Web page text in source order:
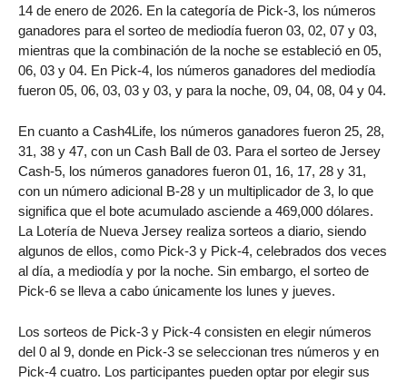
14 de enero de 2026. En la categoría de Pick-3, los números
ganadores para el sorteo de mediodía fueron 03, 02, 07 y 03,
mientras que la combinación de la noche se estableció en 05,
06, 03 y 04. En Pick-4, los números ganadores del mediodía
fueron 05, 06, 03, 03 y 03, y para la noche, 09, 04, 08, 04 y 04.
En cuanto a Cash4Life, los números ganadores fueron 25, 28,
31, 38 y 47, con un Cash Ball de 03. Para el sorteo de Jersey
Cash-5, los números ganadores fueron 01, 16, 17, 28 y 31,
con un número adicional B-28 y un multiplicador de 3, lo que
significa que el bote acumulado asciende a 469,000 dólares.
La Lotería de Nueva Jersey realiza sorteos a diario, siendo
algunos de ellos, como Pick-3 y Pick-4, celebrados dos veces
al día, a mediodía y por la noche. Sin embargo, el sorteo de
Pick-6 se lleva a cabo únicamente los lunes y jueves.
Los sorteos de Pick-3 y Pick-4 consisten en elegir números
del 0 al 9, donde en Pick-3 se seleccionan tres números y en
Pick-4 cuatro. Los participantes pueden optar por elegir sus